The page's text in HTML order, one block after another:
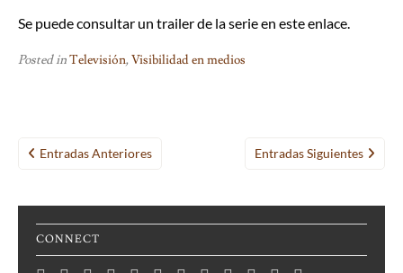
Se puede consultar un trailer de la serie en esteenlace.
Posted inTelevisión,Visibilidad en medios
Navegación
entradas
Entradas Anteriores Entradas Siguientes
CONNECT